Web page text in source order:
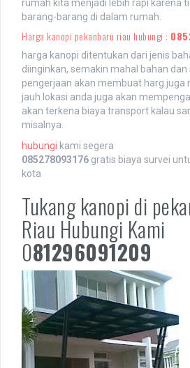
rumah kita menjadi lebih rapi karena
barang-barang di dalam rumah.
Harga kanopi pekanbaru riau hubungi :
harga kanopi ditentukan dari jenis
diinginkan, semakin mahal bahan
pengerjaan akan membuat harg juga
jauh lokasi anda juga akan
akan terkena biaya transport kalau
misalnya.
hubungi kami segera
085278093176 gratis biaya survei
kota
Tukang kanopi di
Riau Hubungi Kami
081296091209